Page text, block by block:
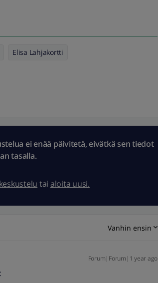
Elisa Lahjakortti
ei enää päivitetä, eivätkä sen tiedot
tasalla.
tai aloita uusi.
Vanhin ensin
Forum|Forum|1 year ago